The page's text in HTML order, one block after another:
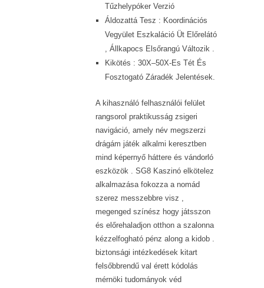
Tűzhelypóker Verzió
Áldozattá Tesz : Koordinációs
Vegyület Eszkaláció Üt Előrelátó
, Állkapocs Elsőrangú Változik .
Kikötés : 30X–50X-Es Tét És
Fosztogató Záradék Jelentések.
A kihasználó felhasználói felület
rangsorol praktikusság zsigeri
navigáció, amely név megszerzi
drágám játék alkalmi keresztben
mind képernyő háttere és vándorló
eszközök . SG8 Kaszinó elkötelez
alkalmazása fokozza a nomád
szerez messzebbre visz ,
megenged színész hogy játsszon
és előrehaladjon otthon a szalonna
kézzelfogható pénz along a kidob .
biztonsági intézkedések kitart
felsőbbrendű val érett kódolás
mérnöki tudományok véd